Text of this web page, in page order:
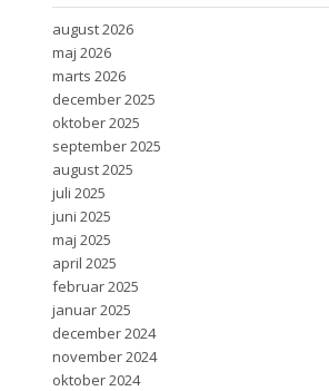
august 2026
maj 2026
marts 2026
december 2025
oktober 2025
september 2025
august 2025
juli 2025
juni 2025
maj 2025
april 2025
februar 2025
januar 2025
december 2024
november 2024
oktober 2024